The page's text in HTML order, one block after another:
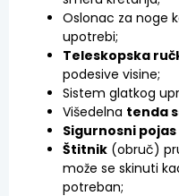
Oslonac za noge
upotrebi;
Teleskopska
podesive visine;
Sistem glatkog
Višedelna tenda
Sigurnosni pojas
Štitnik (obruč)
može se skinuti
potreban;